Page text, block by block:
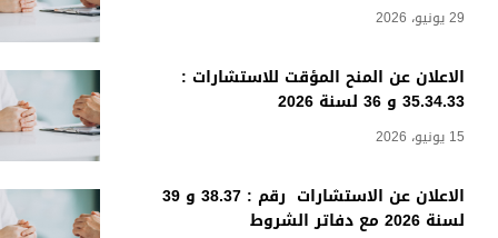
29 يونيو، 2026
الاعلان عن المنح المؤقت للاستشارات :
35.34.33 و 36 لسنة 2026
15 يونيو، 2026
الاعلان عن الاستشارات رقم : 38.37 و 39
لسنة 2026 مع دفاتر الشروط